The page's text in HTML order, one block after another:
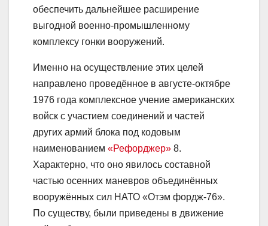
обеспечить дальнейшее расширение
выгодной военно-промышленному
комплексу гонки вооружений.
Именно на осуществление этих целей
направлено проведённое в августе-октябре
1976 года комплексное учение американских
войск с участием соединений и частей
других армий блока под кодовым
наименованием «Рефорджер» 8.
Характерно, что оно явилось составной
частью осенних маневров объединённых
вооружённых сил НАТО «Отэм фордж-76».
По существу, были приведены в движение